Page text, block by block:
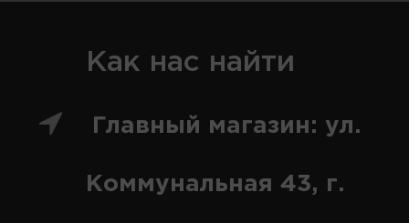
Как нас найти
Главный магазин: ул.
Коммунальная 43, г.